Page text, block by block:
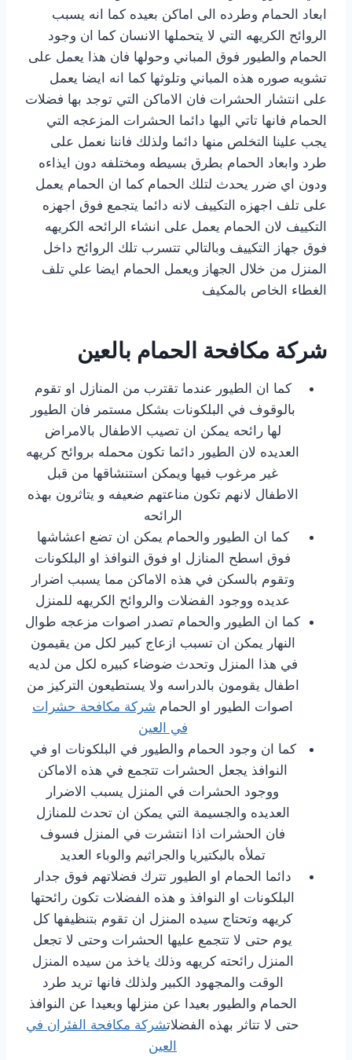
ابعاد الحمام وطرده الى اماكن بعيده كما انه يسبب
الروائح الكريهه التي لا يتحملها الانسان كما ان وجود
الحمام والطيور فوق المباني وحولها فان هذا يعمل على
تشويه صوره هذه المباني وتلوثها كما انه ايضا يعمل
على انتشار الحشرات فان الاماكن التي توجد بها فضلات
الحمام فانها تاتي اليها دائما الحشرات المزعجه التي
يجب علينا التخلص منها دائما ولذلك فاننا نعمل على
طرد وابعاد الحمام بطرق بسيطه ومختلفه دون ايذاءه
ودون اي ضرر يحدث لتلك الحمام كما ان الحمام يعمل
على تلف اجهزه التكييف لانه دائما يتجمع فوق اجهزه
التكييف لان الحمام يعمل على انشاء الرائحه الكريهه
فوق جهاز التكييف وبالتالي تتسرب تلك الروائح داخل
المنزل من خلال الجهاز ويعمل الحمام ايضا علي تلف
الغطاء الخاص بالمكيف
شركة مكافحة الحمام بالعين
كما ان الطيور عندما تقترب من المنازل او تقوم
بالوقوف في البلكونات بشكل مستمر فان الطيور
لها رائحه يمكن ان تصيب الاطفال بالامراض
العديده لان الطيور دائما تكون محمله بروائح كريهه
غير مرغوب فيها ويمكن استنشاقها من قبل
الاطفال لانهم تكون مناعتهم ضعيفه و يتاثرون بهذه
الرائحه
كما ان الطيور والحمام يمكن ان تضع اعشاشها
فوق اسطح المنازل او فوق النوافذ او البلكونات
وتقوم بالسكن في هذه الاماكن مما يسبب اضرار
عديده ووجود الفضلات والروائح الكريهه للمنزل
كما ان الطيور والحمام تصدر اصوات مزعجه طوال
النهار يمكن ان تسبب ازعاج كبير لكل من يقيمون
في هذا المنزل وتحدث ضوضاء كبيره لكل من لديه
اطفال يقومون بالدراسه ولا يستطيعون التركيز من
اصوات الطيور او الحمام شركة مكافحة حشرات
في العين
كما ان وجود الحمام والطيور في البلكونات او في
النوافذ يجعل الحشرات تتجمع في هذه الاماكن
ووجود الحشرات في المنزل يسبب الاضرار
العديده والجسيمة التي يمكن ان تحدث للمنازل
فان الحشرات اذا انتشرت في المنزل فسوف
تملأه بالبكتيريا والجراثيم والوباء العديد
دائما الحمام او الطيور تترك فضلاتهم فوق جدار
البلكونات او النوافذ و هذه الفضلات تكون رائحتها
كريهه وتحتاج سيده المنزل ان تقوم بتنظيفها كل
يوم حتى لا تتجمع عليها الحشرات وحتى لا تجعل
المنزل رائحته كريهه وذلك ياخذ من سيده المنزل
الوقت والمجهود الكبير ولذلك فانها تريد طرد
الحمام والطيور بعيدا عن منزلها وبعيدا عن النوافذ
حتى لا تتاثر بهذه الفضلاتشركة مكافحة الفئران في
العين